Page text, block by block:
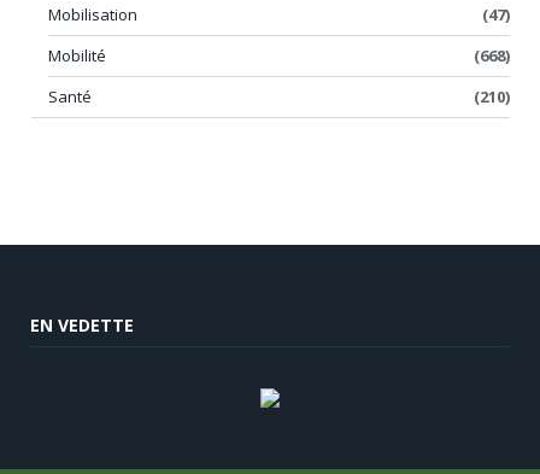
Mobilisation
(47)
Mobilité
(668)
Santé
(210)
EN VEDETTE